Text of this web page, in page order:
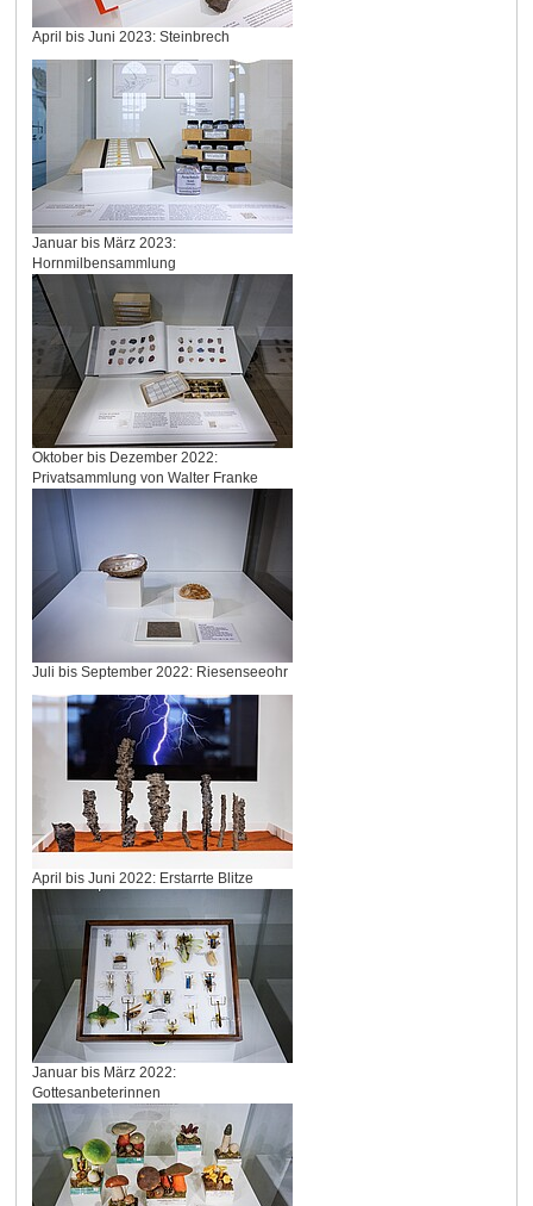
April bis Juni 2023: Steinbrech
Januar bis März 2023:
Hornmilbensammlung
Oktober bis Dezember 2022:
Privatsammlung von Walter Franke
Juli bis September 2022: Riesenseeohr
April bis Juni 2022: Erstarrte Blitze
Januar bis März 2022:
Gottesanbeterinnen